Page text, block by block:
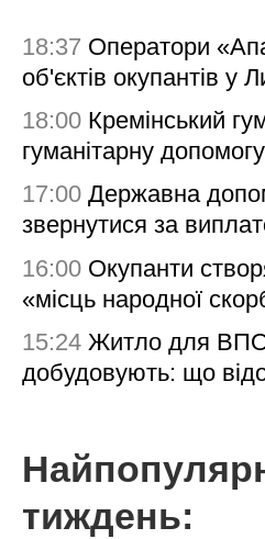
18:37 Оператори
об'єктів окупантів у
18:00 Кремінський
гуманітарну
17:00 Державна
звернутися за
16:00 Окупанти
«місць народної
15:24 Житло для ВПО
добудовують: що
тиждень: